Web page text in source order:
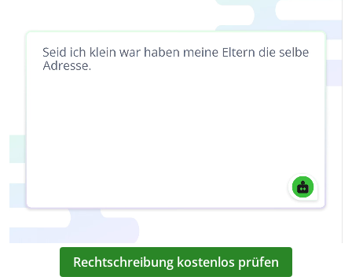
Rechtschreibung kostenlos prüfen